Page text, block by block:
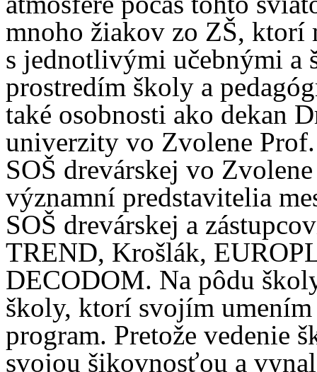
mnoho žiakov zo ZŠ, ktorí
s jednotlivými učebnými a
prostredím školy a
také osobnosti ako dekan
univerzity vo Zvolene
SOŠ drevárskej vo
významní predstavitelia
SOŠ drevárskej a
TREND, Krošlák,
DECODOM. Na pôdu
školy, ktorí svojím
program. Pretože vedenie
svojou šikovnosťou a